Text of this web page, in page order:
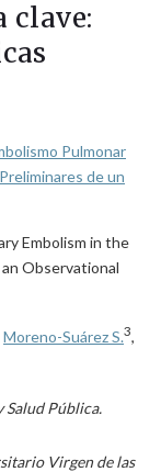
clave:
Pulmonar
de un
Embolism in the
Observational
Moreno-Suárez S.3,
Pública.
Virgen de las